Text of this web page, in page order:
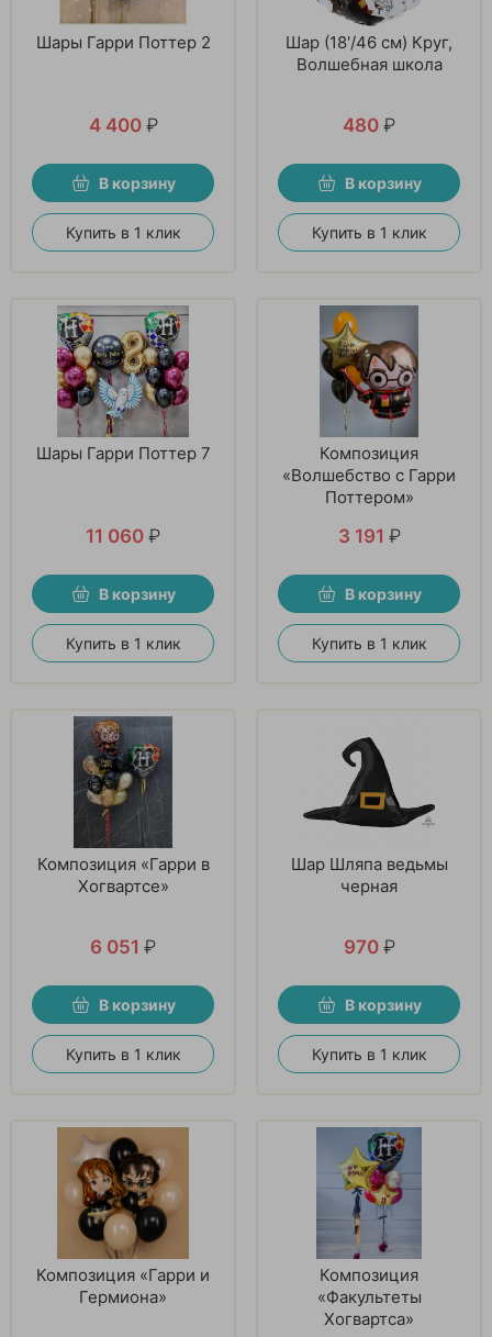
Шары Гарри Поттер 2
4 400 ₽
В корзину
Купить в 1 клик
Шар (18'/46 см) Круг,
Волшебная школа
480 ₽
В корзину
Купить в 1 клик
Шары Гарри Поттер 7
11 060 ₽
В корзину
Купить в 1 клик
Композиция
«Волшебство с Гарри
Поттером»
3 191 ₽
В корзину
Купить в 1 клик
Композиция «Гарри в
Хогвартсе»
6 051 ₽
В корзину
Купить в 1 клик
Шар Шляпа ведьмы
черная
970 ₽
В корзину
Купить в 1 клик
Композиция «Гарри и
Гермиона»
Композиция
«Факультеты
Хогвартса»